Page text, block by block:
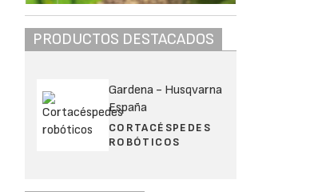
PRODUCTOS DESTACADOS
Gardena - Husqvarna
España
CORTACÉSPEDES
ROBÓTICOS